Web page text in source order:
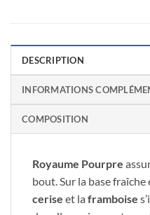
DESCRIPTION
INFORMATIONS
COMPOSITION
Royaume Pourpre
bout. Sur la base
cerise et la framboise